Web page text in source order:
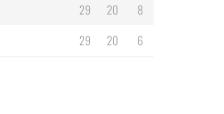
29 20
8
29 20
6